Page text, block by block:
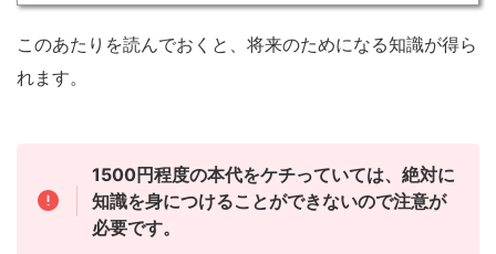
このあたりを読んでおくと、将来のためになる知識が得ら
れます。
1500円程度の本代をケチっていては、絶対に
知識を身につけることができないので注意が
必要です。